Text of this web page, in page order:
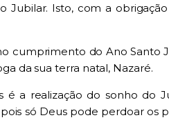
Jubilar. Isto, com a
cumprimento do Ano Santo
da sua terra natal, Nazaré.
é a realização do sonho
só Deus pode perdoar